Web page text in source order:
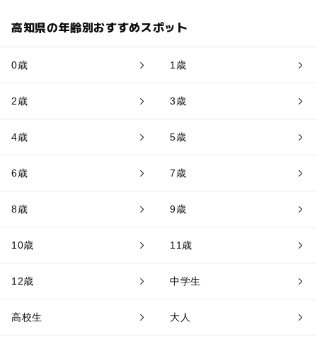
高知県の年齢別おすすめスポット
0歳 1歳
2歳 3歳
4歳 5歳
6歳 7歳
8歳 9歳
10歳 11歳
12歳 中学生
高校生 大人